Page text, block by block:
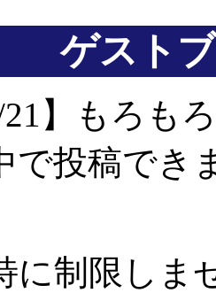
ゲスト
21】もろ
で投稿でき
制限しま